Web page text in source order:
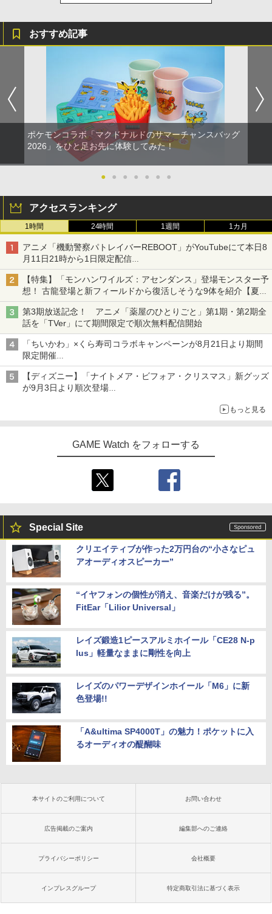
おすすめ記事
ポケモンコラボ「マクドナルドのサマーチャンスバッグ
2026」をひと足お先に体験してみた！
● ● ● ● ● ● ●
アクセスランキング
1時間 24時間 1週間 1カ月
アニメ「機動警察パトレイバーREBOOT」がYouTubeにて本日8
月11日21時から1日限定配信
8月14日にはU-NEXTで限定配信
【特集】「モンハンワイルズ：アセンダンス」登場モンスター予
想！ 古龍登場と新フィールドから復活しそうな9体を紹介【夏休
み特集2026】
第3期放送記念！ アニメ「薬屋のひとりごと」第1期・第2期全
話を「TVer」にて期間限定で順次無料配信開始
「ちいかわ」×くら寿司コラボキャンペーンが8月21日より期間
限定開催
オリジナルの湯呑みや寿司皿が景品に登場！
【ディズニー】「ナイトメア・ビフォア・クリスマス」新グッズ
が9月3日より順次登場
もっと見る
GAME Watch をフォローする
Special Site
クリエイティブが作った2万円台の“小さなピュ
アオーディオスピーカー”
“イヤフォンの個性が消え、音楽だけが残る”。
FitEar「Lilior Universal」
レイズ鍛造1ピースアルミホイール「CE28 N-p
lus」軽量なままに剛性を向上
レイズのパワーデザインホイール「M6」に新
色登場!!
「A&ultima SP4000T」の魅力！ポケットに入
るオーディオの醍醐味
本サイトのご利用について お問い合わせ
広告掲載のご案内 編集部へのご連絡
プライバシーポリシー 会社概要
インプレスグループ 特定商取引法に基づく表示